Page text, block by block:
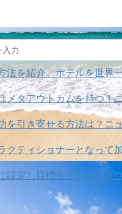
法を紹介。ホテルを世界
メタアウトカムを持つ！
を引き寄せる方法は？ニ
クティショナーとなって
設定し目標をチャンクダ